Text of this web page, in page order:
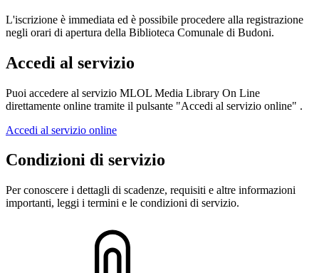
L'iscrizione è immediata ed è possibile procedere alla registrazione
negli orari di apertura della Biblioteca Comunale di Budoni.
Accedi al servizio
Puoi accedere al servizio MLOL Media Library On Line
direttamente online tramite il pulsante "Accedi al servizio online" .
Accedi al servizio online
Condizioni di servizio
Per conoscere i dettagli di scadenze, requisiti e altre informazioni
importanti, leggi i termini e le condizioni di servizio.